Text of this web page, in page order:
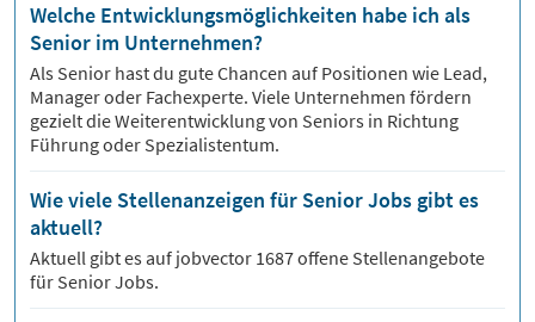
Welche Entwicklungsmöglichkeiten habe ich als
Senior im Unternehmen?
Als Senior hast du gute Chancen auf Positionen wie Lead,
Manager oder Fachexperte. Viele Unternehmen fördern
gezielt die Weiterentwicklung von Seniors in Richtung
Führung oder Spezialistentum.
Wie viele Stellenanzeigen für Senior Jobs gibt es
aktuell?
Aktuell gibt es auf jobvector 1687offene Stellenangebote
für Senior Jobs.